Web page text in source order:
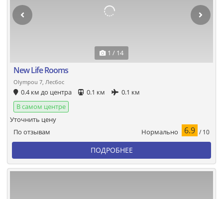
1 / 14
New Life Rooms
Olympou 7, Лесбос
0.4 км до центра 0.1 км
0.1 км
В самом центре
По отзывам Нормально 6.9 / 10
Уточнить цену
ПОДРОБНЕЕ